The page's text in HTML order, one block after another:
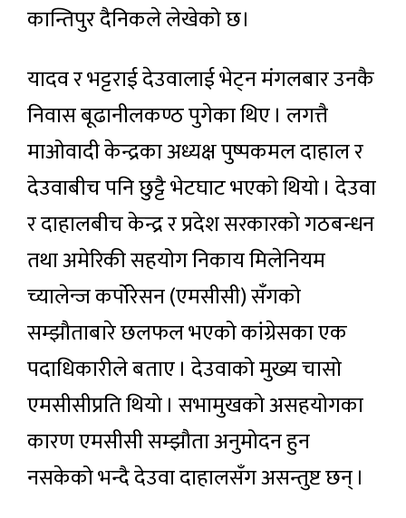
कान्तिपुर दैनिकले लेखेको छ।
यादव र भट्टराई देउवालाई भेट्न मंगलबार उनकै
निवास बूढानीलकण्ठ पुगेका थिए । लगत्तै
माओवादी केन्द्रका अध्यक्ष पुष्पकमल दाहाल र
देउवाबीच पनि छुट्टै भेटघाट भएको थियो । देउवा
र दाहालबीच केन्द्र र प्रदेश सरकारको गठबन्धन
तथा अमेरिकी सहयोग निकाय मिलेनियम
च्यालेन्ज कर्पोरेसन (एमसीसी) सँगको
सम्झौताबारे छलफल भएको कांग्रेसका एक
पदाधिकारीले बताए । देउवाको मुख्य चासो
एमसीसीप्रति थियो । सभामुखको असहयोगका
कारण एमसीसी सम्झौता अनुमोदन हुन
नसकेको भन्दै देउवा दाहालसँग असन्तुष्ट छन् ।